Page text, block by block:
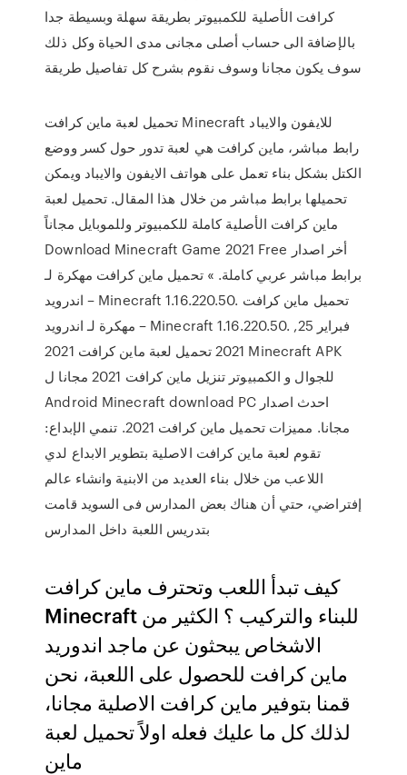
كرافت الأصلية للكمبيوتر بطريقة سهلة وبسيطة جدا
بالإضافة الى حساب أصلى مجانى مدى الحياة وكل ذلك
سوف يكون مجانا وسوف نقوم بشرح كل تفاصيل طريقة
تحميل لعبة ماين كرافت Minecraft للايفون والايباد
رابط مباشر، ماين كرافت هي لعبة تدور حول كسر ووضع
الكتل بشكل بناء تعمل على هواتف الايفون والايباد ويمكن
تحميلها برابط مباشر من خلال هذا المقال. تحميل لعبة
ماين كرافت الأصلية كاملة للكمبيوتر وللموبايل مجاناً
Download Minecraft Game 2021 Free أخر اصدار
برابط مباشر عربي كاملة. » تحميل ماين كرافت مهكرة لـ
اندرويد – Minecraft 1.16.220.50. تحميل ماين كرافت
مهكرة لـ اندرويد – Minecraft 1.16.220.50. فبراير 25,
2021 تحميل لعبة ماين كرافت 2021 Minecraft APK
للجوال و الكمبيوتر تنزيل ماين كرافت 2021 مجانا ل
Android Minecraft download PC احدث اصدار
مجانا. مميزات تحميل ماين كرافت 2021. تنمي الإبداع:
تقوم لعبة ماين كرافت الاصلية بتطوير الابداع لدي
اللاعب من خلال بناء العديد من الابنية وانشاء عالم
إفتراضي، حتي أن هناك بعض المدارس فى السويد قامت
بتدريس اللعبة داخل المدارس
كيف تبدأ اللعب وتحترف ماين كرافت
Minecraft للبناء والتركيب ؟ الكثير من
الاشخاص يبحثون عن ماجد اندوريد
ماين كرافت للحصول على اللعبة، نحن
قمنا بتوفير ماين كرافت الاصلية مجانا،
لذلك كل ما عليك فعله اولاً تحميل لعبة
ماين